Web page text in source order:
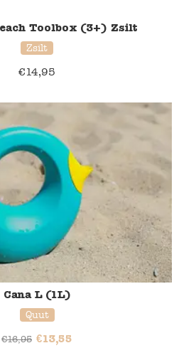
Toolbox (3+) Zsilt
Zsilt
€14,95
Cana L (1L)
Quut
€16,95 €13,55